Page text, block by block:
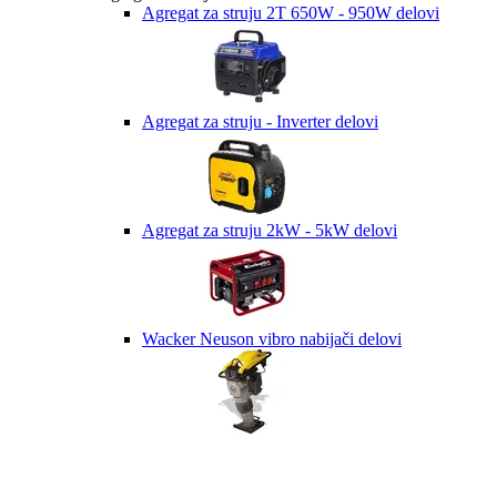
Agregat za struju 2T 650W - 950W delovi
Agregat za struju - Inverter delovi
Agregat za struju 2kW - 5kW delovi
Wacker Neuson vibro nabijači delovi